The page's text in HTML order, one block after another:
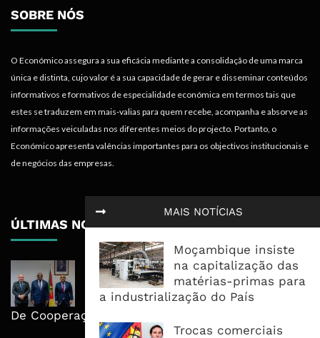
MAIS NOTÍCIAS
Moçambique insiste
na capitalização das
matérias-primas para
a industrialização do País
Trocas comerciais
SOBRE NÓS
O Económico assegura a sua eficácia mediante a consolidação de uma marca
única e distinta, cujo valor é a sua capacidade de gerar e disseminar conteúdos
informativos e formativos de especialidade económica em termos tais que
estes se traduzem em mais-valias para quem recebe, acompanha e absorve as
informações veiculadas nos diferentes meios do projecto. Portanto, o
Económico apresenta valências importantes para os objectivos institucionais e
de negócios das empresas.
ÚLTIMAS NOTÍCIAS
Moçambique E ECA Colocam
Emprego, Industrialização E
Execução No Centro Da Nova Agenda
De Cooperação